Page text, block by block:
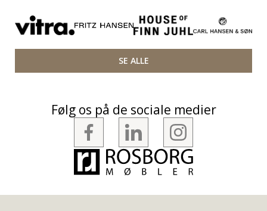
SE ALLE
Følg os på de sociale medier